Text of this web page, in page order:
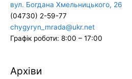
вул. Богдана Хмельницького, 26
(04730) 2-59-77
chygyryn_mrada@ukr.net
Графік роботи: 8:00 – 17:00
Архіви
Архіви